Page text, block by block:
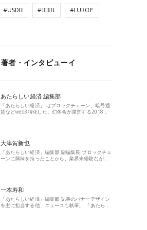
#USDB #BBRL #EUROP
著者・インタビューイ
あたらしい経済 編集部
「あたらしい経済」 はブロックチェーン、暗号通
貨などweb3特化した、幻冬舎が運営する2018…
大津賀新也
「あたらしい経済」編集部 副編集長 ブロックチェ
ーンに興味を持ったことから、業界未経験なが…
一本寿和
「あたらしい経済」編集部 記事のバナーデザイン
を主に担当する他、ニュースも執筆。 「あたら…